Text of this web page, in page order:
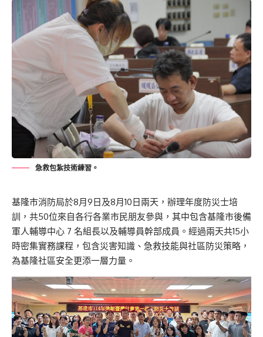
急救包紮技術練習。
基隆市消防局於8月9日及8月10日兩天，辦理年度防災士培
訓，共50位來自各行各業市民朋友參與，其中包含基隆市後備
軍人輔導中心 7 名組長以及輔導員幹部成員。經過兩天共15小
時密集實務課程，包含災害知識、急救技能與社區防災策略，
為基隆社區安全更添一層力量。